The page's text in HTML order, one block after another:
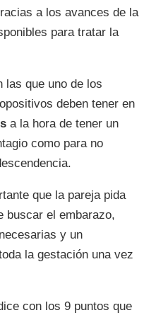
a los avances de la
para tratar la
las que uno de los
deben tener en
a la hora de tener un
como para no
que la pareja pida
buscar el embarazo,
y un
la gestación una vez
con los 9 puntos que